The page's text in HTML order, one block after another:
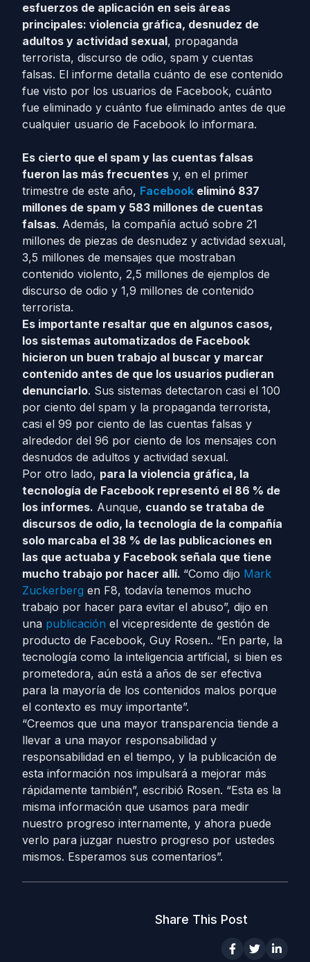
esfuerzos de aplicación en seis áreas
principales: violencia gráfica, desnudez de
adultos y actividad sexual, propaganda
terrorista, discurso de odio, spam y cuentas
falsas. El informe detalla cuánto de ese contenido
fue visto por los usuarios de Facebook, cuánto
fue eliminado y cuánto fue eliminado antes de que
cualquier usuario de Facebook lo informara.
Es cierto que el spam y las cuentas falsas
fueron las más frecuentes y, en el primer
trimestre de este año, Facebook eliminó 837
millones de spam y 583 millones de cuentas
falsas. Además, la compañía actuó sobre 21
millones de piezas de desnudez y actividad sexual,
3,5 millones de mensajes que mostraban
contenido violento, 2,5 millones de ejemplos de
discurso de odio y 1,9 millones de contenido
terrorista.
Es importante resaltar que en algunos casos,
los sistemas automatizados de Facebook
hicieron un buen trabajo al buscar y marcar
contenido antes de que los usuarios pudieran
denunciarlo. Sus sistemas detectaron casi el 100
por ciento del spam y la propaganda terrorista,
casi el 99 por ciento de las cuentas falsas y
alrededor del 96 por ciento de los mensajes con
desnudos de adultos y actividad sexual.
Por otro lado, para la violencia gráfica, la
tecnología de Facebook representó el 86 % de
los informes. Aunque, cuando se trataba de
discursos de odio, la tecnología de la compañía
solo marcaba el 38 % de las publicaciones en
las que actuaba y Facebook señala que tiene
mucho trabajo por hacer allí. “Como dijo Mark
Zuckerberg en F8, todavía tenemos mucho
trabajo por hacer para evitar el abuso”, dijo en
una publicación el vicepresidente de gestión de
producto de Facebook, Guy Rosen.. “En parte, la
tecnología como la inteligencia artificial, si bien es
prometedora, aún está a años de ser efectiva
para la mayoría de los contenidos malos porque
el contexto es muy importante”.
“Creemos que una mayor transparencia tiende a
llevar a una mayor responsabilidad y
responsabilidad en el tiempo, y la publicación de
esta información nos impulsará a mejorar más
rápidamente también”, escribió Rosen. “Esta es la
misma información que usamos para medir
nuestro progreso internamente, y ahora puede
verlo para juzgar nuestro progreso por ustedes
mismos. Esperamos sus comentarios”.
Share This Post